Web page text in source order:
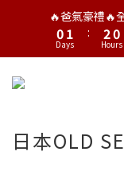
🔥爸氣豪禮🔥
1
0
2
1
0
Days
:
3
2
1
1
0
Hours
日本OLD